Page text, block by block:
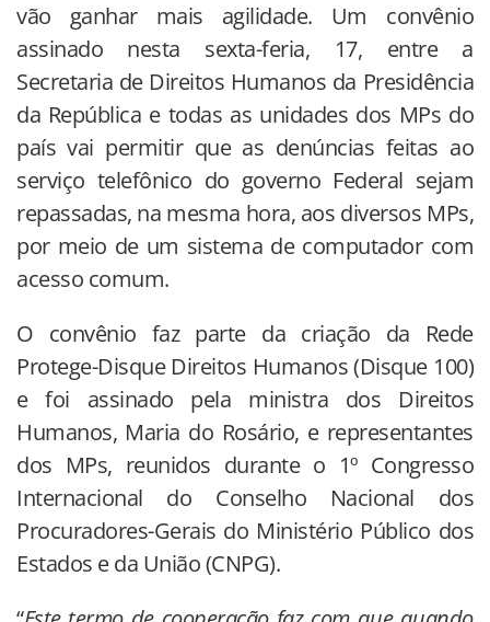
vão ganhar mais agilidade. Um convênio
assinado nesta sexta-feria, 17, entre a
Secretaria de Direitos Humanos da Presidência
da República e todas as unidades dos MPs do
país vai permitir que as denúncias feitas ao
serviço telefônico do governo Federal sejam
repassadas, na mesma hora, aos diversos MPs,
por meio de um sistema de computador com
acesso comum.
O convênio faz parte da criação da Rede
Protege-Disque Direitos Humanos (Disque 100)
e foi assinado pela ministra dos Direitos
Humanos, Maria do Rosário, e representantes
dos MPs, reunidos durante o 1º Congresso
Internacional do Conselho Nacional dos
Procuradores-Gerais do Ministério Público dos
Estados e da União (CNPG).